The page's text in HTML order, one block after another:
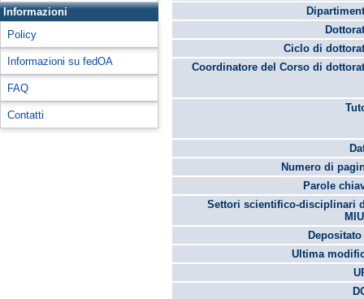
Informazioni
Policy
Informazioni su fedOA
FAQ
Contatti
Ciclo di
Coordinatore del Corso di
Numero di
Parole
Settori scientifico-disciplinari
Ultima